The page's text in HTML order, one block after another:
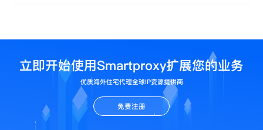
立即开始使用Smartproxy扩展您的业务
优质海外住宅代理全球IP资源提供商
免费注册